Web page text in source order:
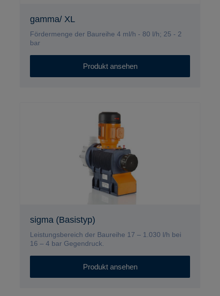
gamma/ XL
Fördermenge der Baureihe 4 ml/h - 80 l/h; 25 - 2
bar
Produkt ansehen
sigma (Basistyp)
Leistungsbereich der Baureihe 17 – 1.030 l/h bei
16 – 4 bar Gegendruck.
Produkt ansehen